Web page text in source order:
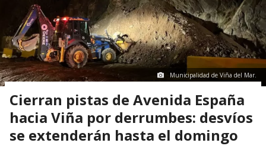
Municipalidad de Viña del Mar.
Cierran pistas de Avenida España
hacia Viña por derrumbes: desvíos
se extenderán hasta el domingo